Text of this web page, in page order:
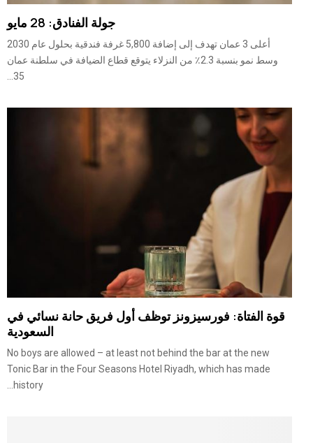
جولة الفنادق: 28 مايو
أعلى 3 عمان تهدف إلى إضافة 5,800 غرفة فندقية بحلول عام 2030
وسط نمو بنسبة 2.3٪ من النزلاء يتوقع قطاع الضيافة في سلطنة عمان
35...
قوة الفتاة: فورسيزونز توظف أول فريق حانة نسائي في
السعودية
No boys are allowed – at least not behind the bar at the new
Tonic Bar in the Four Seasons Hotel Riyadh, which has made
history...